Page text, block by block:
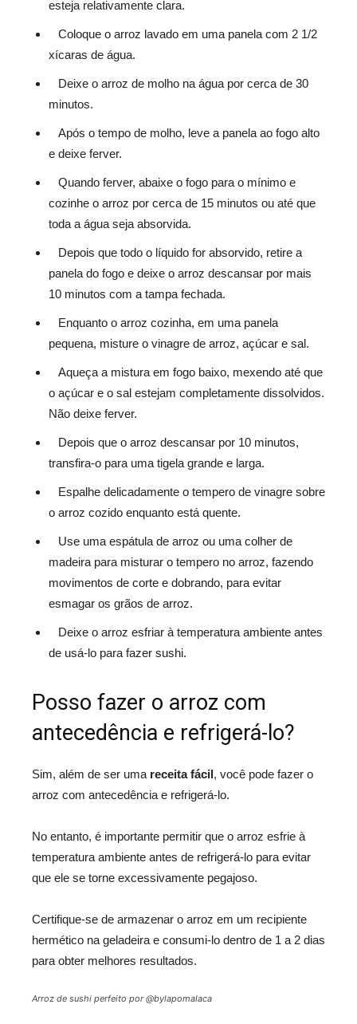
esteja relativamente clara.
Coloque o arroz lavado em uma panela com 2 1/2
xícaras de água.
Deixe o arroz de molho na água por cerca de 30
minutos.
Após o tempo de molho, leve a panela ao fogo alto
e deixe ferver.
Quando ferver, abaixe o fogo para o mínimo e
cozinhe o arroz por cerca de 15 minutos ou até que
toda a água seja absorvida.
Depois que todo o líquido for absorvido, retire a
panela do fogo e deixe o arroz descansar por mais
10 minutos com a tampa fechada.
Enquanto o arroz cozinha, em uma panela
pequena, misture o vinagre de arroz, açúcar e sal.
Aqueça a mistura em fogo baixo, mexendo até que
o açúcar e o sal estejam completamente dissolvidos.
Não deixe ferver.
Depois que o arroz descansar por 10 minutos,
transfira-o para uma tigela grande e larga.
Espalhe delicadamente o tempero de vinagre sobre
o arroz cozido enquanto está quente.
Use uma espátula de arroz ou uma colher de
madeira para misturar o tempero no arroz, fazendo
movimentos de corte e dobrando, para evitar
esmagar os grãos de arroz.
Deixe o arroz esfriar à temperatura ambiente antes
de usá-lo para fazer sushi.
Posso fazer o arroz com
antecedência e refrigerá-lo?
Sim, além de ser uma receita fácil, você pode fazer o
arroz com antecedência e refrigerá-lo.
No entanto, é importante permitir que o arroz esfrie à
temperatura ambiente antes de refrigerá-lo para evitar
que ele se torne excessivamente pegajoso.
Certifique-se de armazenar o arroz em um recipiente
hermético na geladeira e consumi-lo dentro de 1 a 2 dias
para obter melhores resultados.
Arroz de sushi perfeito por @bylapomalaca